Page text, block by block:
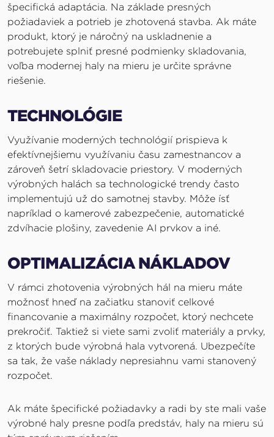
špecifická adaptácia. Na základe presných
požiadaviek a potrieb je zhotovená stavba. Ak máte
produkt, ktorý je náročný na uskladnenie a
potrebujete splniť presné podmienky skladovania,
voľba modernej haly na mieru je určite správne
riešenie.
TECHNOLÓGIE
Využívanie moderných technológií prispieva k
efektívnejšiemu využívaniu času zamestnancov a
zároveň šetrí skladovacie priestory. V moderných
výrobných halách sa technologické trendy často
implementujú už do samotnej stavby. Môže ísť
napríklad o kamerové zabezpečenie, automatické
zdvíhacie plošiny, zavedenie AI prvkov a iné.
OPTIMALIZÁCIA NÁKLADOV
V rámci zhotovenia výrobných hál na mieru máte
možnosť hneď na začiatku stanoviť celkové
financovanie a maximálny rozpočet, ktorý nechcete
prekročiť. Taktiež si viete sami zvoliť materiály a prvky,
z ktorých bude výrobná hala vytvorená. Ubezpečíte
sa tak, že vaše náklady nepresiahnu vami stanovený
rozpočet.
Ak máte špecifické požiadavky a radi by ste mali vaše
výrobné haly presne podľa predstáv, haly na mieru sú